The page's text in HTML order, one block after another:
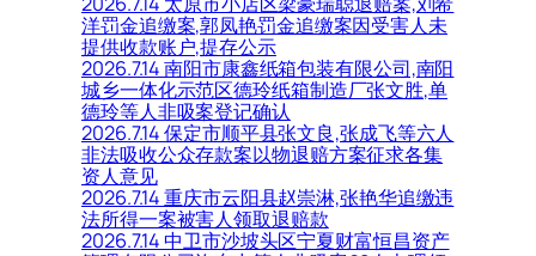
洋罚金追缴案,郭凤艳罚金追缴案因受害人未
提供收款账户,提存公示
2026.7.14 南阳市康鑫纸箱包装有限公司,南阳
城乡一体化示范区德玲纸箱制造厂张文胜,单
德玲等人非吸案登记确认
2026.7.14 保定市顺平县张文良,张成飞等六人
非法吸收公众存款案以物退赔方案征求各集
资人意见
2026.7.14 重庆市云阳县赵崇淋,张艳华追缴违
法所得一案被害人领取退赔款
2026.7.14 中卫市沙坡头区宁夏财富恒昌资产